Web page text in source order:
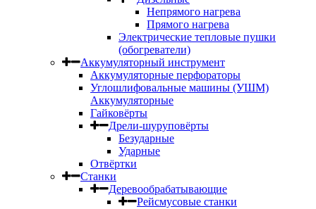
Непрямого нагрева
Прямого нагрева
Электрические тепловые пушки
(обогреватели)
Аккумуляторный инструмент
Аккумуляторные перфораторы
Углошлифовальные машины (УШМ)
Аккумуляторные
Гайковёрты
Дрели-шуруповёрты
Безударные
Ударные
Отвёртки
Станки
Деревообрабатывающие
Рейсмусовые станки